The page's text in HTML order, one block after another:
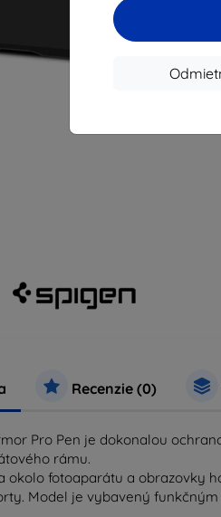
Recenzie (0)
Pro Pen je dokonalou
rámu.
okolo fotoaparátu a obrazovky
Model je vybavený